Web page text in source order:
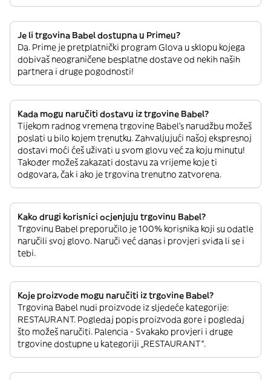
Je li trgovina Babel dostupna u Primeu?
Da. Prime je pretplatnički program Glova u sklopu kojega
dobivaš neograničene besplatne dostave od nekih naših
partnera i druge pogodnosti!
Kada mogu naručiti dostavu iz trgovine Babel?
Tijekom radnog vremena trgovine Babel’s narudžbu možeš
poslati u bilo kojem trenutku. Zahvaljujući našoj ekspresnoj
dostavi moći ćeš uživati u svom glovu već za koju minutu!
Također možeš zakazati dostavu za vrijeme koje ti
odgovara, čak i ako je trgovina trenutno zatvorena.
Kako drugi korisnici ocjenjuju trgovinu Babel?
Trgovinu Babel preporučilo je 100% korisnika koji su odatle
naručili svoj glovo. Naruči već danas i provjeri sviđa li se i
tebi.
Koje proizvode mogu naručiti iz trgovine Babel?
Trgovina Babel nudi proizvode iz sljedeće kategorije:
RESTAURANT. Pogledaj popis proizvoda gore i pogledaj
što možeš naručiti. Palencia - Svakako provjeri i druge
trgovine dostupne u kategoriji „RESTAURANT“.